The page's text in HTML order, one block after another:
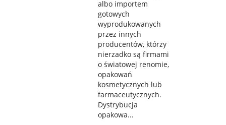
albo importem
gotowych
wyprodukowanych
przez innych
producentów, którzy
nierzadko są firmami
o światowej renomie,
opakowań
kosmetycznych lub
farmaceutycznych.
Dystrybucja
opakowa...